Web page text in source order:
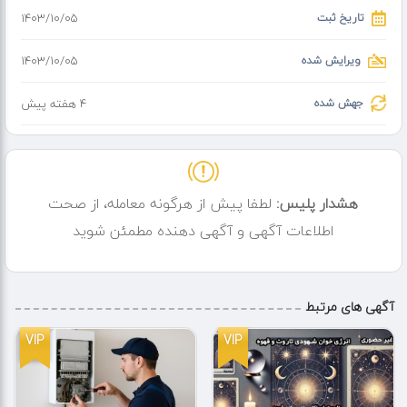
کارشناسی رسمی دادگستری در زمینه های مرتبط
تاریخ ثبت ۱۴۰۳/۱۰/۰۵
ویرایش شده ۱۴۰۳/۱۰/۰۵
جهش شده 4 هفته پیش
هشدار پلیس: لطفا پیش از هرگونه معامله، از صحت
اطلاعات آگهی و آگهی دهنده مطمئن شوید
آگهی های مرتبط
VIP
VIP